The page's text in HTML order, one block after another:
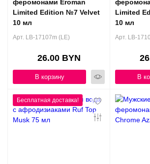
феромонами Eroman
Limited Edition №7 Velvet
10 мл
Арт. LB-17107m (LE)
26.00 BYN
В корзину
Limited
10 мл
Арт. LB-
В